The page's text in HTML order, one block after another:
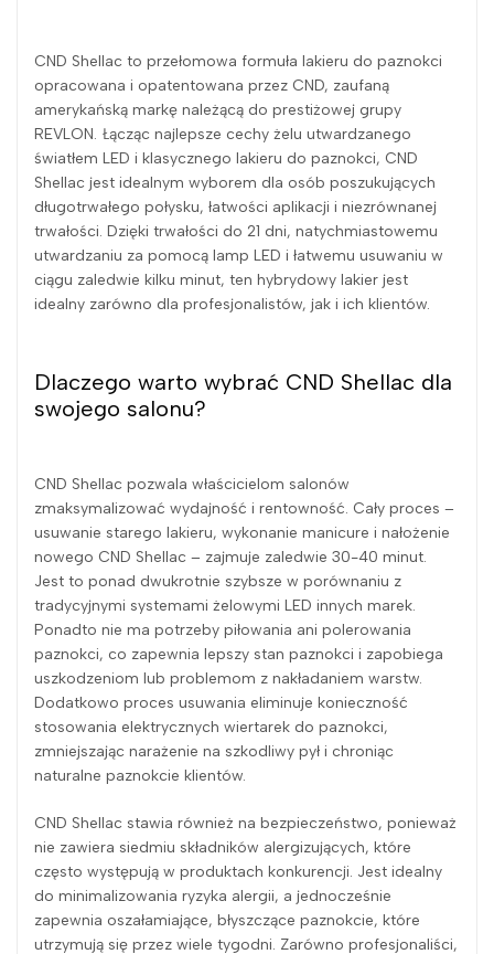
CND Shellac to przełomowa formuła lakieru do paznokci
opracowana i opatentowana przez CND, zaufaną
amerykańską markę należącą do prestiżowej grupy
REVLON. Łącząc najlepsze cechy żelu utwardzanego
światłem LED i klasycznego lakieru do paznokci, CND
Shellac jest idealnym wyborem dla osób poszukujących
długotrwałego połysku, łatwości aplikacji i niezrównanej
trwałości. Dzięki trwałości do 21 dni, natychmiastowemu
utwardzaniu za pomocą lamp LED i łatwemu usuwaniu w
ciągu zaledwie kilku minut, ten hybrydowy lakier jest
idealny zarówno dla profesjonalistów, jak i ich klientów.
Dlaczego warto wybrać CND Shellac dla
swojego salonu?
CND Shellac pozwala właścicielom salonów
zmaksymalizować wydajność i rentowność. Cały proces –
usuwanie starego lakieru, wykonanie manicure i nałożenie
nowego CND Shellac – zajmuje zaledwie 30-40 minut.
Jest to ponad dwukrotnie szybsze w porównaniu z
tradycyjnymi systemami żelowymi LED innych marek.
Ponadto nie ma potrzeby piłowania ani polerowania
paznokci, co zapewnia lepszy stan paznokci i zapobiega
uszkodzeniom lub problemom z nakładaniem warstw.
Dodatkowo proces usuwania eliminuje konieczność
stosowania elektrycznych wiertarek do paznokci,
zmniejszając narażenie na szkodliwy pył i chroniąc
naturalne paznokcie klientów.
CND Shellac stawia również na bezpieczeństwo, ponieważ
nie zawiera siedmiu składników alergizujących, które
często występują w produktach konkurencji. Jest idealny
do minimalizowania ryzyka alergii, a jednocześnie
zapewnia oszałamiające, błyszczące paznokcie, które
utrzymują się przez wiele tygodni. Zarówno profesjonaliści,